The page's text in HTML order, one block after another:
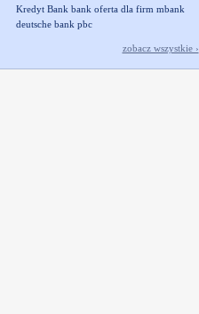
Kredyt Bank bank oferta dla firm mbank
deutsche bank pbc
zobacz wszystkie ›